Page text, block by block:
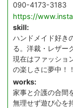
090-4173-3183
https://
skill:
ハンドメイド好き
る。洋裁・レザー
現在はファッショ
の楽しさに夢中！！
works:
家事と介護の合間
無理せず遊び心を